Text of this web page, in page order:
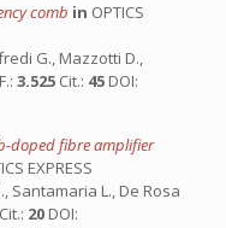
comb in OPTICS
G., Mazzotti D.,
3.525 Cit.: 45 DOI:
doped fibre amplifier
EXPRESS
Santamaria L., De Rosa
Cit.: 20 DOI: